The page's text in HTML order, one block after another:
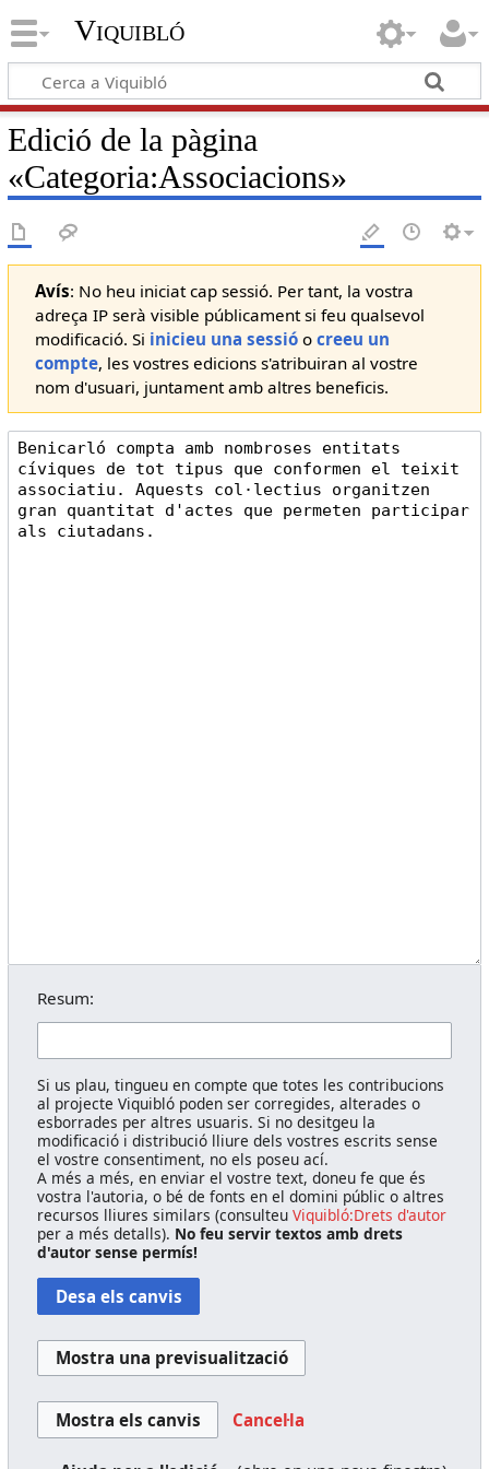
Viquibló
Edició de la pàgina
«Categoria:Associacions»
Avís: No heu iniciat cap sessió. Per tant, la vostra
adreça IP serà visible públicament si feu qualsevol
modificació. Si inicieu una sessióo creeu un
compte, les vostres edicions s'atribuiran al vostre
nom d'usuari, juntament amb altres beneficis.
Resum:
Si us plau, tingueu en compte que totes les contribucions
al projecte Viquibló poden ser corregides, alterades o
esborrades per altres usuaris. Si no desitgeu la
modificació i distribució lliure dels vostres escrits sense
el vostre consentiment, no els poseu ací.
A més a més, en enviar el vostre text, doneu fe que és
vostra l'autoria, o bé de fonts en el domini públic o altres
recursos lliures similars (consulteuViquibló:Drets d'autor
per a més detalls). No feu servir textos amb drets
d'autor sense permís!
Cancel·la